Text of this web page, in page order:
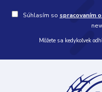
Súhlasím so spracovaním
Môžete sa kedykoľvek